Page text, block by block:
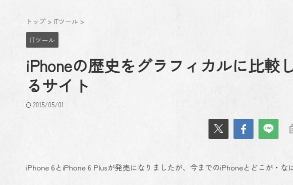
トップ > ITツール >
ITツール
iPhoneの歴史をグラフィカルに比較
るサイト
2015/05/01
iPhone 6とiPhone 6 Plusが発売になりましたが、今までのiPhoneとどこが・な